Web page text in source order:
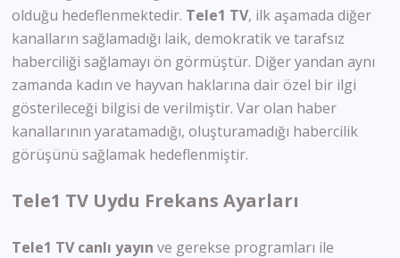
olduğu hedeflenmektedir. Tele1 TV, ilk aşamada diğer
kanalların sağlamadığı laik, demokratik ve tarafsız
haberciliği sağlamayı ön görmüştür. Diğer yandan aynı
zamanda kadın ve hayvan haklarına dair özel bir ilgi
gösterileceği bilgisi de verilmiştir. Var olan haber
kanallarının yaratamadığı, oluşturamadığı habercilik
görüşünü sağlamak hedeflenmiştir.
Tele1 TV Uydu Frekans Ayarları
Tele1 TV canlı yayın ve gerekse programları ile